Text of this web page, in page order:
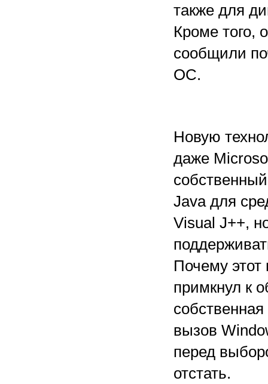
также для
Кроме того,
сообщили
ОС.
Новую
даже
Java для
Visual J++,
Почему этот
примкнул к
вызов
перед
отстать.